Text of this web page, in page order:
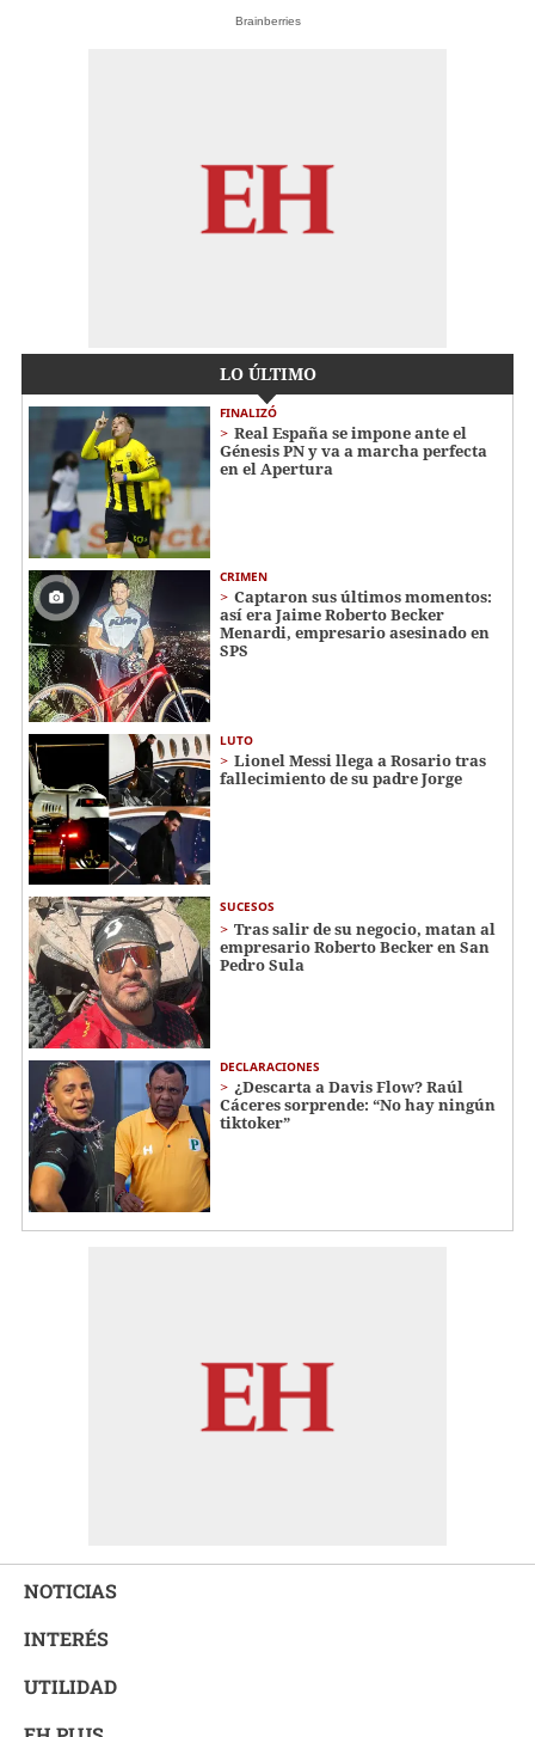
Brainberries
LO ÚLTIMO
FINALIZÓ
Real España se impone ante el
Génesis PN y va a marcha perfecta
en el Apertura
CRIMEN
Captaron sus últimos momentos:
así era Jaime Roberto Becker
Menardi​​​, empresario asesinado en
SPS
LUTO
Lionel Messi llega a Rosario tras
fallecimiento de su padre Jorge
SUCESOS
Tras salir de su negocio, matan al
empresario Roberto Becker en San
Pedro Sula
DECLARACIONES
¿Descarta a Davis Flow? Raúl
Cáceres sorprende: “No hay ningún
tiktoker”
NOTICIAS
INTERÉS
UTILIDAD